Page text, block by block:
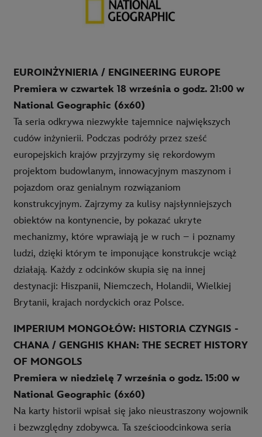
EUROINŻYNIERIA / ENGINEERING EUROPE
Premiera w czwartek 18 września o godz. 21:00 w
National Geographic (6x60)
Ta seria odkrywa niezwykłe tajemnice największych
cudów inżynierii. Podczas podróży przez sześć
europejskich krajów przyjrzymy się rekordowym
projektom budowlanym, innowacyjnym maszynom i
pojazdom oraz genialnym rozwiązaniom
konstrukcyjnym. Zajrzymy za kulisy najsłynniejszych
obiektów na kontynencie, by pokazać ukryte
mechanizmy, które wprawiają je w ruch – i poznamy
ludzi, dzięki którym te imponujące konstrukcje wciąż
działają. Każdy z odcinków skupia się na innej
destynacji: Hiszpanii, Niemczech, Holandii, Wielkiej
Brytanii, krajach nordyckich oraz Polsce.
IMPERIUM MONGOŁÓW: HISTORIA CZYNGIS -
CHANA / GENGHIS KHAN: THE SECRET HISTORY
OF MONGOLS
Premiera w niedzielę 7 września o godz. 15:00 w
National Geographic (6x60)
Na karty historii wpisał się jako nieustraszony wojownik
i bezwzględny zdobywca. Ta sześcioodcinkowa seria